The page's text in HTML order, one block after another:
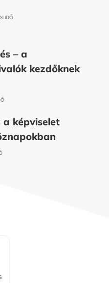
IDŐ
– a
kezdőknek
képviselet